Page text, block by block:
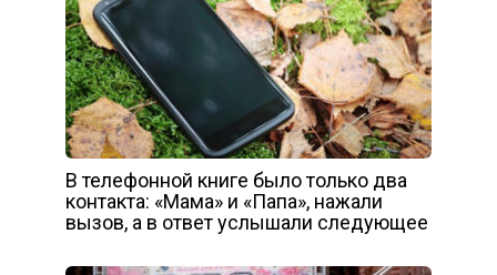
В телефонной книге было только два
контакта: «Мама» и «Папа», нажали
вызов, а в ответ услышали следующее